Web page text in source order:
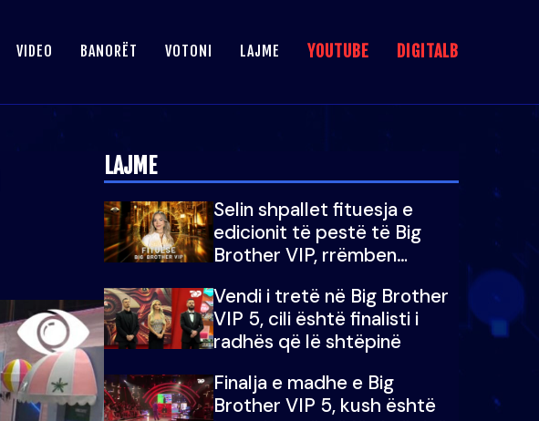
VIDEO BANORËT VOTONI LAJME YOUTUBE DIGITALB
LAJME
Selin shpallet fituesja e
edicionit të pestë të Big
Brother VIP, rrëmben
mijë eurosh
Vendi i tretë në Big Brother
VIP 5, cili është finalisti i
radhës që lë shtëpinë
Finalja e madhe e Big
Brother VIP 5, kush është